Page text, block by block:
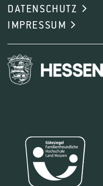
DATENSCHUTZ
IMPRESSUM